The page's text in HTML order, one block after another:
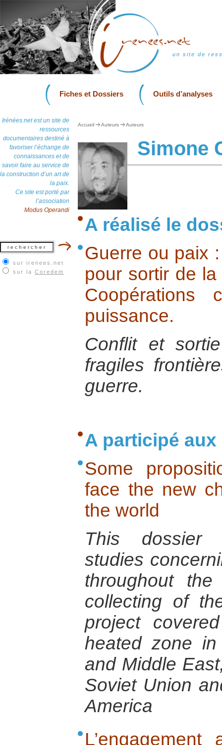
un site de
Fiches et Dossiers Outils d’analyses
Irénées.net est un site de
ressources
documentaires destiné à
favoriser l’échange de
connaissances et de
savoir faire au service de
la construction d’un art de
la paix.
Ce site est porté par
l’association
Modus Operandi
sur irenees.net
sur la Coredem
Accueil Auteurs Auteurs
Simone
A réalisé le
Guerre ou paix
pour sortir de
Coopérations
puissance.
Conflit et
fragiles
guerre.
A participé
Some
face the new
the world
This dossier
studies
throughout
collecting of
project
heated zone
and Middle
Soviet Union
America